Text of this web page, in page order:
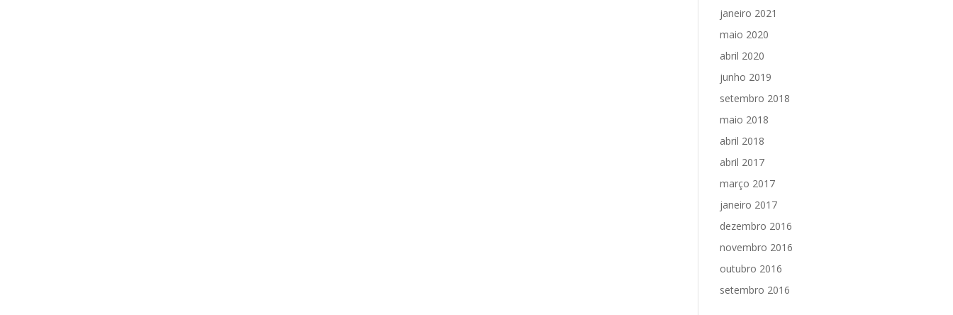
janeiro 2021
maio 2020
abril 2020
junho 2019
setembro 2018
maio 2018
abril 2018
abril 2017
março 2017
janeiro 2017
dezembro 2016
novembro 2016
outubro 2016
setembro 2016